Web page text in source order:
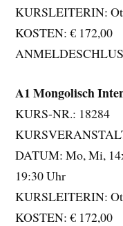
KURSLEITERIN:
KOSTEN: € 172,00
A1 Mongolisch
KURS-NR.: 18284
DATUM: Mo, Mi,
19:30 Uhr
KURSLEITERIN:
KOSTEN: € 172,00